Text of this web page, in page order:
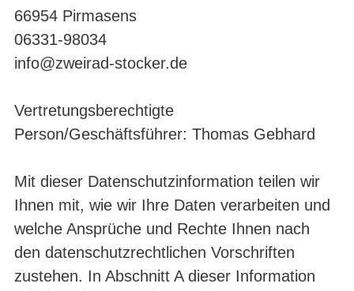
66954 Pirmasens
06331-98034
info@zweirad-stocker.de
Vertretungsberechtigte
Person/Geschäftsführer: Thomas Gebhard
Mit dieser Datenschutzinformation teilen wir
Ihnen mit, wie wir Ihre Daten verarbeiten und
welche Ansprüche und Rechte Ihnen nach
den datenschutzrechtlichen Vorschriften
zustehen. In Abschnitt A dieser Information